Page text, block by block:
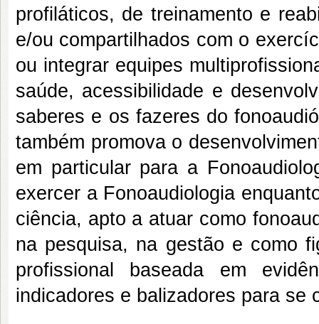
profiláticos, de treinamento e
e/ou compartilhados com o
ou integrar equipes
saúde, acessibilidade e
saberes e os fazeres do
também promova o
em particular para a
exercer a Fonoaudiologia
ciência, apto a atuar como
na pesquisa, na gestão e como
profissional baseada em
indicadores e balizadores para